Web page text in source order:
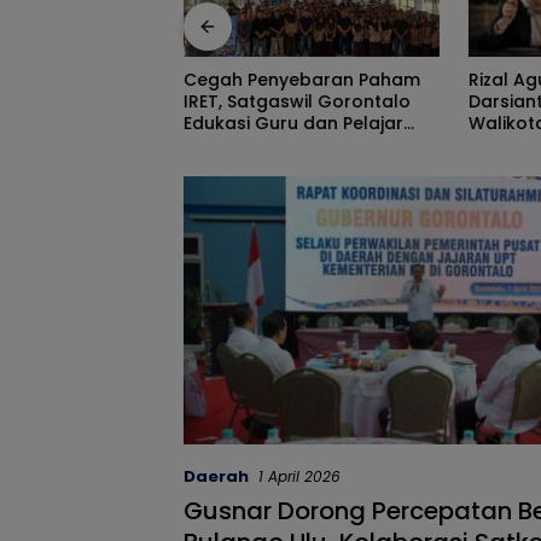
Rizal Agu Sarankan Sri
Darsianti Tuna Tegur
Walikota Adhan Dambea
Diduga
Kota
Daerah 1 April 2026
Gusnar Dorong Percepatan